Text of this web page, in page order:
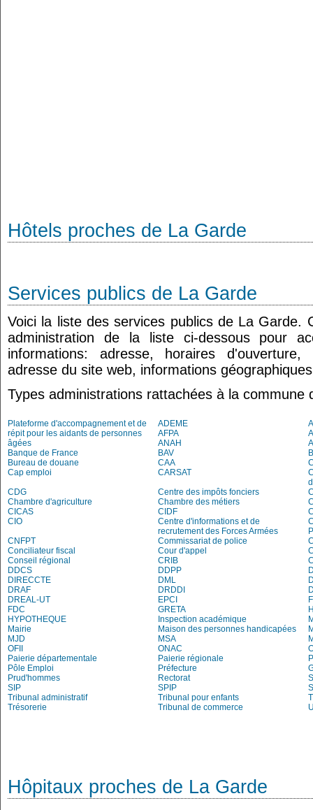
Hôtels proches de La Garde
Services publics de La Garde
Voici la liste des services publics de La Garde.
administration de la liste ci-dessous pour
informations: adresse, horaires
adresse du site web, informations
Types administrations rattachées à la commune
Plateforme d'accompagnement et de
répit pour les aidants de personnes
âgées
ADEME
AFPA
ANAH
Banque de France
BAV
Bureau de douane
CAA
Cap emploi
CARSAT
CDG
Centre des impôts fonciers
Chambre d'agriculture
Chambre des métiers
CICAS
CIDF
CIO
Centre d'informations et de
recrutement des Forces Armées
CNFPT
Commissariat de police
Conciliateur fiscal
Cour d'appel
Conseil régional
CRIB
DDCS
DDPP
DIRECCTE
DML
DRAF
DRDDI
DREAL-UT
EPCI
FDC
GRETA
HYPOTHEQUE
Inspection académique
Mairie
Maison des personnes handicapées
MJD
MSA
OFII
ONAC
Paierie départementale
Paierie régionale
Pôle Emploi
Préfecture
Prud'hommes
Rectorat
SIP
SPIP
Tribunal administratif
Tribunal pour enfants
Trésorerie
Tribunal de commerce
Hôpitaux proches de La Garde